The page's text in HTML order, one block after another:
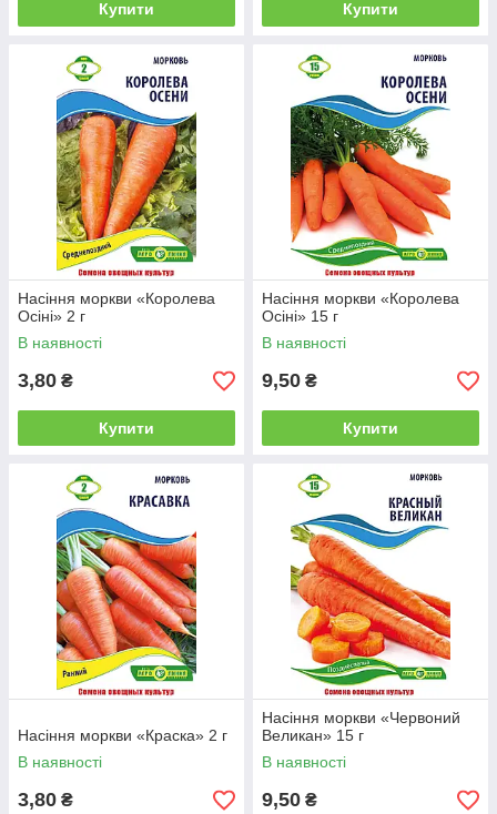
Купити Купити
Насіння моркви «Королева
Осіні» 2 г
В наявності
3,80 ₴
Купити
Насіння моркви «Королева
Осіні» 15 г
В наявності
9,50 ₴
Купити
Насіння моркви «Краска» 2 г
В наявності
3,80 ₴
Насіння моркви «Червоний
Великан» 15 г
В наявності
9,50 ₴